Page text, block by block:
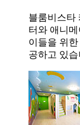
블룸비스타
터와 애니
이들을 위
공하고 있습